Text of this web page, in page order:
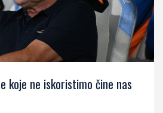
koje ne iskoristimo čine nas